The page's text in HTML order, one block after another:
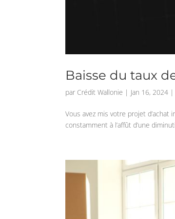
Baisse du taux
par Crédit Wallonie | Jan 16, 2024 |
Vous avez mis votre projet
constamment à l’affût d’une